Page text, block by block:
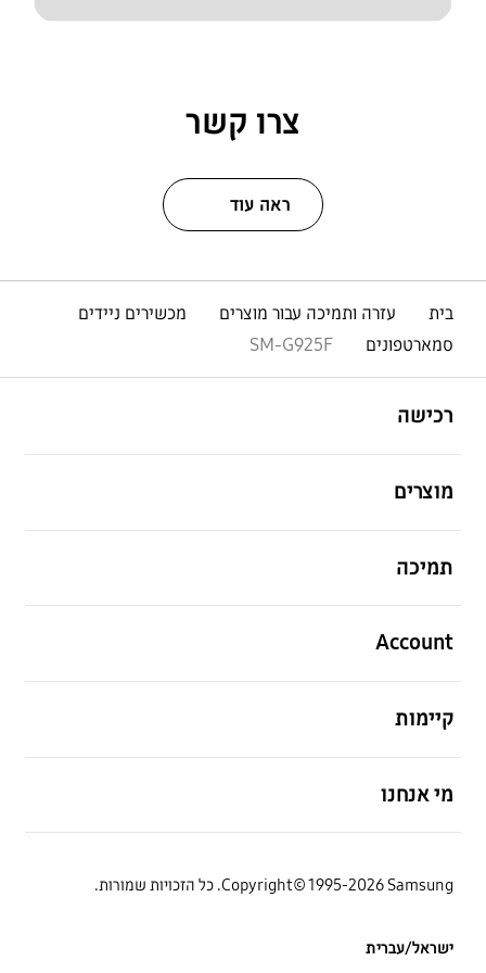
צרו קשר
ראה עוד
בית עזרה ותמיכה עבור מוצרים
מכשירים ניידים
סמארטפונים
SM-G925F
רכישה
מוצרים
תמיכה
Account
קיימות
מי אנחנו
Copyright© 1995-2026 Samsung. כל הזכויות שמורות.
ישראל/עברית